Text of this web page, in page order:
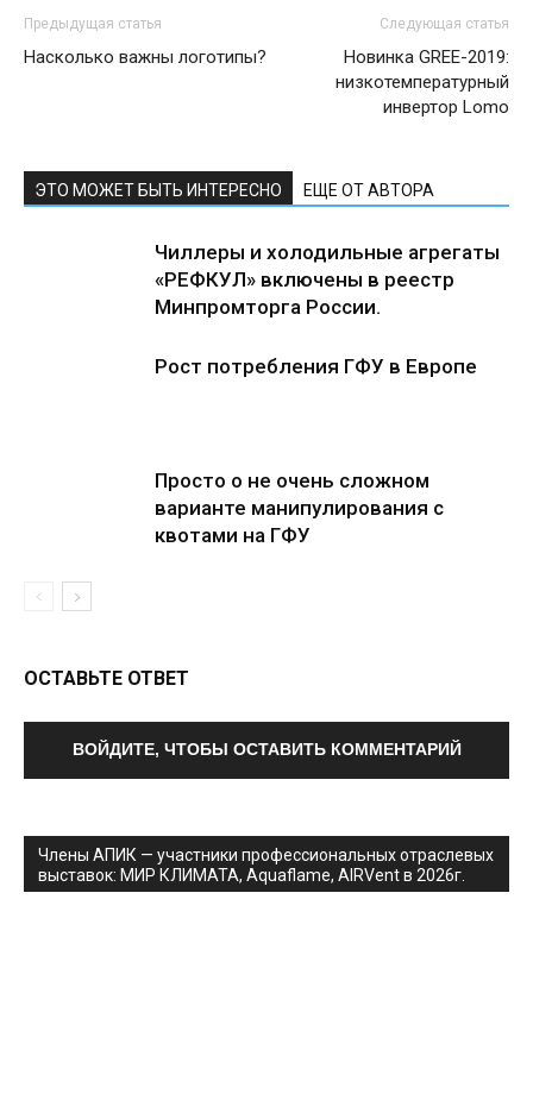
Предыдущая статья
Насколько важны логотипы?
Следующая статья
Новинка GREE-2019:
низкотемпературный
инвертор Lomo
ЭТО МОЖЕТ БЫТЬ ИНТЕРЕСНО ЕЩЕ ОТ АВТОРА
Чиллеры и холодильные агрегаты
«РЕФКУЛ» включены в реестр
Минпромторга России.
Рост потребления ГФУ в Европе
Просто о не очень сложном
варианте манипулирования с
квотами на ГФУ
ОСТАВЬТЕ ОТВЕТ
ВОЙДИТЕ, ЧТОБЫ ОСТАВИТЬ КОММЕНТАРИЙ
Члены АПИК — участники профессиональных отраслевых
выставок: МИР КЛИМАТА, Aquaflame, AIRVent в 2026г.